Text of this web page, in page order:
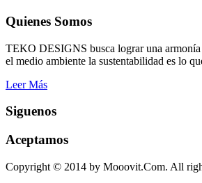
Quienes Somos
TEKO DESIGNS busca lograr una armonía
el medio ambiente la sustentabilidad es lo
Leer Más
Siguenos
Aceptamos
Copyright © 2014 by Mooovit.Com. All